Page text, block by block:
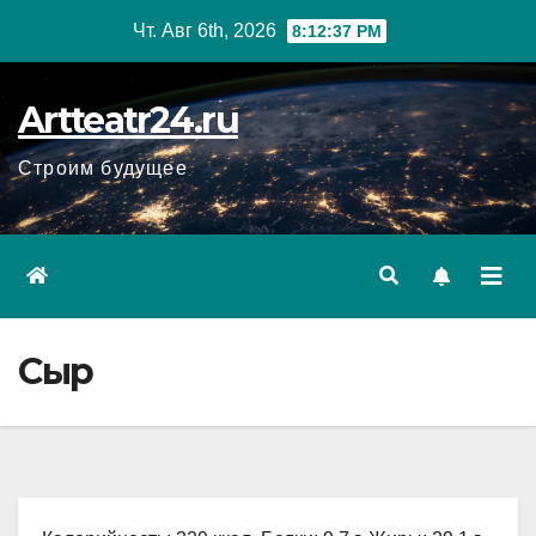
Чт. Авг 6th, 2026 8:12:38 PM
Artteatr24.ru
Строим будущее
Сыр